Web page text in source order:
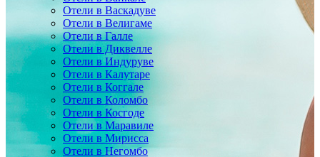
Отели в Васкадуве
Отели в Велигаме
Отели в Галле
Отели в Диквелле
Отели в Индуруве
Отели в Калутаре
Отели в Коггале
Отели в Коломбо
Отели в Косгоде
Отели в Маравиле
Отели в Мирисса
Отели в Негомбо